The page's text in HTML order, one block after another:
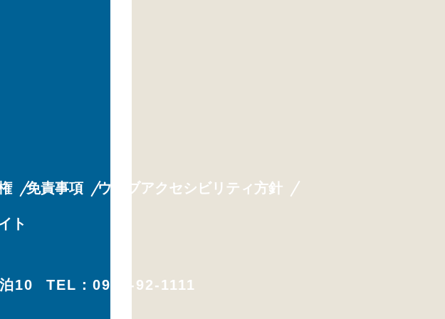
免責事項 ウェブアクセシビリティ方針
ト
10 TEL：0997-92-1111